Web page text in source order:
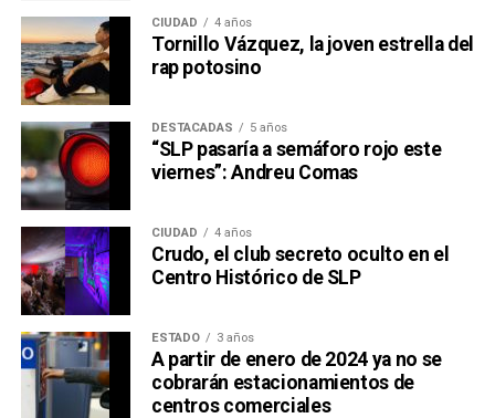
CIUDAD 4 años
Tornillo Vázquez, la joven estrella del
rap potosino
DESTACADAS 5 años
“SLP pasaría a semáforo rojo este
viernes”: Andreu Comas
CIUDAD 4 años
Crudo, el club secreto oculto en el
Centro Histórico de SLP
ESTADO 3 años
A partir de enero de 2024 ya no se
cobrarán estacionamientos de
centros comerciales